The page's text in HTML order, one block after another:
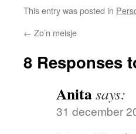
This entry was posted in
← Zo’n meisje
8 Responses
Anitasays:
31 december